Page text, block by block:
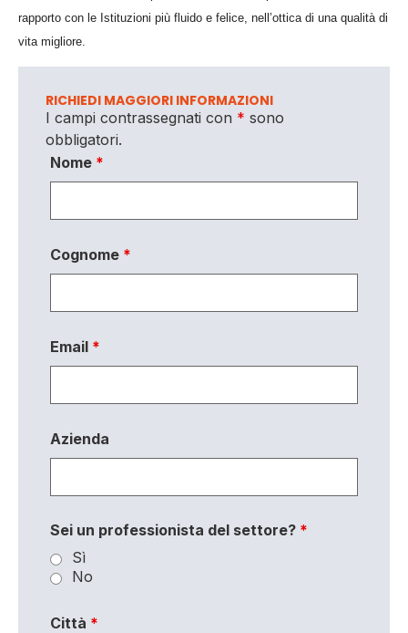
rapporto con le Istituzioni più fluido e felice, nell’ottica di una qualità di
vita migliore.
RICHIEDI MAGGIORI INFORMAZIONI
I campi contrassegnati con * sono
obbligatori.
Nome *
Cognome *
Email *
Azienda
Sei un professionista del settore? *
Sì
No
Città *